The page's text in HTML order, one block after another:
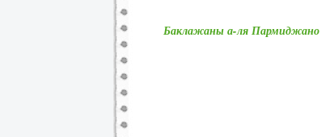
Баклажаны а-ля Пармиджано